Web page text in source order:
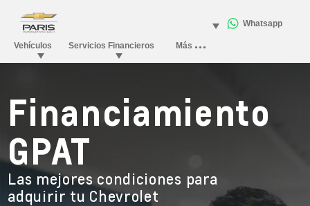
Financiamiento
GPAT
Las mejores condiciones para
adquirir tu Chevrolet